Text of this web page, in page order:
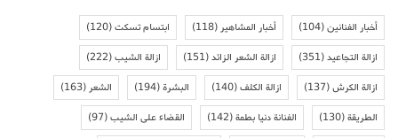
أخبار الفنانين(104) أخبار المشاهير(118) ابتسام تسكت(120)
ازالة التجاعيد(351) ازالة الشعر الزائد(151) ازالة الشيب(222)
ازالة الكرش(137) ازالة الكلف(140) البشرة(194) الشعر(163)
الطريقة(130) الفنانة دنيا بطمة(142) القضاء على الشيب(97)